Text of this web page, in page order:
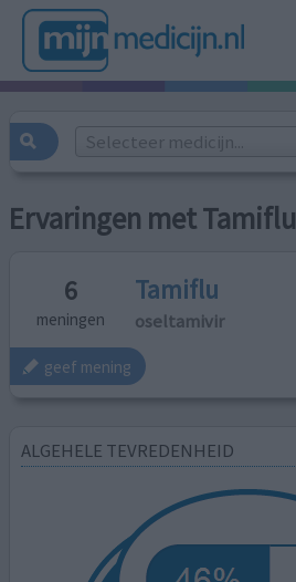
Selecteer medicijn...
Ervaringen met Tamiflu
6
meningen
Tamiflu
oseltamivir
geef mening
ALGEHELE TEVREDENHEID